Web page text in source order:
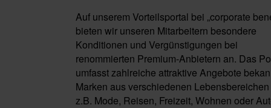
Auf unserem Vorteilsportal bei „corporate
bieten wir unseren Mitarbeitern besondere
Konditionen und Vergünstigungen bei
renommierten Premium-Anbietern an. Das
umfasst zahlreiche attraktive Angebote
Marken aus verschiedenen
z.B. Mode, Reisen, Freizeit, Wohnen oder